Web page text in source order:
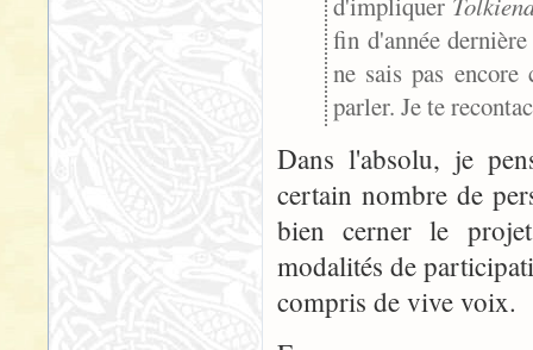
fin d'année
ne sais pas
parler. Je te
Dans l'absolu, je
certain nombre de
bien cerner le
modalités de
compris de vive voix.